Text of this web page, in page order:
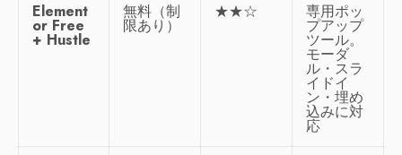
Element
or Free
+ Hustle
無料（制
限あり）
★★☆ 専用ポッ
プアップ
ツール。
モーダ
ル・スラ
イドイ
ン・埋め
込みに対
応